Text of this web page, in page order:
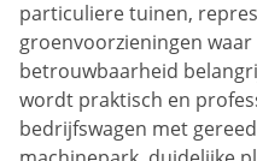
particuliere tuinen,
groenvoorzieningen
betrouwbaarheid
wordt praktisch en
bedrijfswagen met